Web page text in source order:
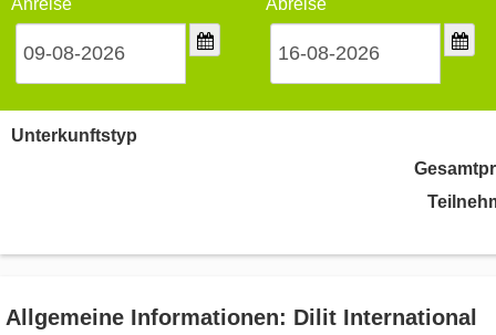
Anreise Abreise
Unterkunftstyp
Allgemeine Informationen: Dilit International